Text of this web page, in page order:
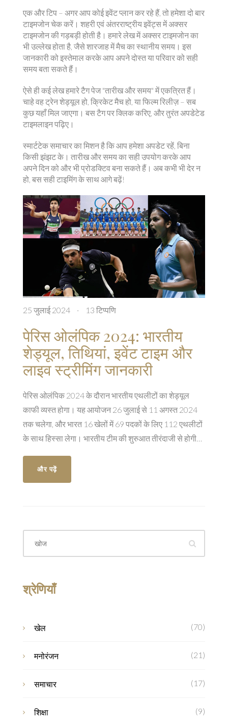
एक और टिप – अगर आप कोई इवेंट प्लान कर रहे हैं, तो हमेशा दो बार
टाइमजोन चेक करें। शहरी एवं अंतरराष्ट्रीय इवेंट्स में अक्सर
टाइमजोन की गड़बड़ी होती है। हमारे लेख में अक्सर टाइमजोन का
भी उल्लेख होता है, जैसे शारजाह में मैच का स्थानीय समय। इस
जानकारी को इस्तेमाल करके आप अपने दोस्त या परिवार को सही
समय बता सकते हैं।
ऐसे ही कई लेख हमारे टैग पेज "तारीख और समय" में एकत्रित हैं।
चाहे वह ट्रेन शेड्यूल हो, क्रिकेट मैच हो, या फिल्म रिलीज़ – सब
कुछ यहाँ मिल जाएगा। बस टैग पर क्लिक करिए, और तुरंत अपडेटेड
टाइमलाइन पढ़िए।
स्मार्टटेक समाचार का मिशन है कि आप हमेशा अपडेट रहें, बिना
किसी झंझट के। तारीख और समय का सही उपयोग करके आप
अपने दिन को और भी प्रोडक्टिव बना सकते हैं। अब कभी भी देर न
हो, बस सही टाइमिंग के साथ आगे बढ़ें!
25 जुलाई 2024 · 13 टिप्पणि
पेरिस ओलंपिक 2024: भारतीय
शेड्यूल, तिथियां, इवेंट टाइम और
लाइव स्ट्रीमिंग जानकारी
पेरिस ओलंपिक 2024 के दौरान भारतीय एथलीटों का शेड्यूल
काफी व्यस्त होगा। यह आयोजन 26 जुलाई से 11 अगस्त 2024
तक चलेगा, और भारत 16 खेलों में 69 पदकों के लिए 112 एथलीटों
के साथ हिस्सा लेगा। भारतीय टीम की शुरुआत तीरंदाजी से होगी।
होगी।और पढ़ें
श्रेणियाँ
खेल (70)
मनोरंजन (21)
समाचार (17)
शिक्षा (9)